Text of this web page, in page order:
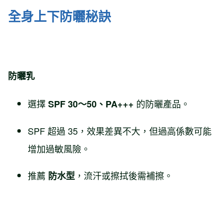
全身上下防曬秘訣
防曬乳
選擇SPF 30～50、PA+++ 的防曬產品。
SPF 超過 35，效果差異不大，但過高係數可能
增加過敏風險。
推薦 防水型 ，流汗或擦拭後需補擦。